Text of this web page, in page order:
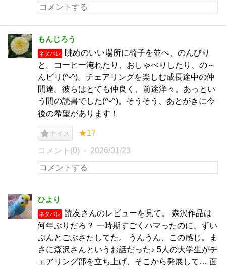
もんじろう
ネタバレ
眺めのいい場所に椅子を並べ、のんびり
と。コーヒー淹れたり、おしゃべりしたり、の～
んビリ(^-^)。チェアリングを楽しむ成長途中の仲
間達。彼らはとても仲良く、前途洋々。あっとい
う間の読書でした(^-^)。そうそう、あとがきに今
後の希望があります！
ナイス ★17
コメント(0) 2026/01/23
ひより
ネタバレ
読友さんのレビューを見て。 森沢作品は
何年ぶりだろ？ 一時期すごくハマったのに、ずい
ぶんとごぶさたしてた。 うんうん、この感じ。ま
さに森沢さんというお話だった♪ 5人の大学生がチ
ェアリング部を立ち上げ、そこから発展して… 面